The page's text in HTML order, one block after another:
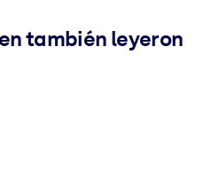
también leyeron